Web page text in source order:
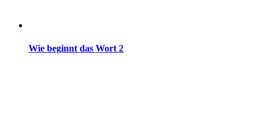
Wie beginnt das Wort 2